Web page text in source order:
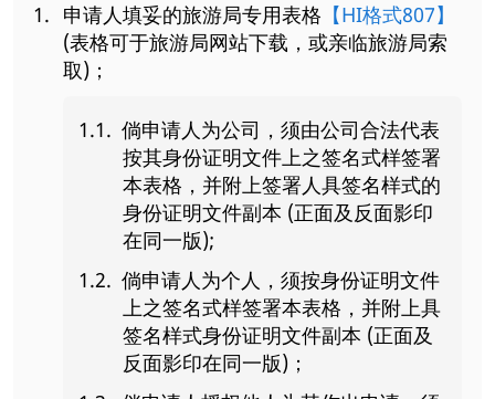
申请人填妥的旅游局专用表格 【HI格式807】
(表格可于旅游局网站下载，或亲临旅游局索
取)；
倘申请人为公司，须由公司合法代表
按其身份证明文件上之签名式样签署
本表格，并附上签署人具签名样式的
身份证明文件副本 (正面及反面影印
在同一版);
倘申请人为个人，须按身份证明文件
上之签名式样签署本表格，并附上具
签名样式身份证明文件副本 (正面及
反面影印在同一版)；